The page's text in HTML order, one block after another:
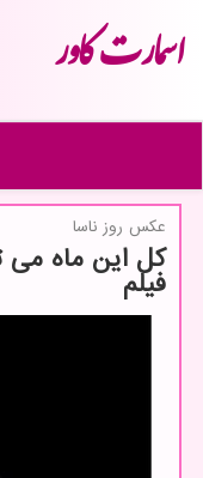
اسمارت كاور
عكس روز ناسا
كل این ماه می
فیلم